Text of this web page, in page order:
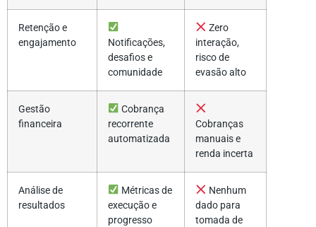
Retenção e
engajamento
Notificações,
desafios e
comunidade
Zero
interação,
risco de
evasão alto
Gestão
financeira
Cobrança
recorrente
automatizada
Cobranças
manuais e
renda incerta
Análise de
resultados
Métricas de
execução e
progresso
Nenhum
dado para
tomada de